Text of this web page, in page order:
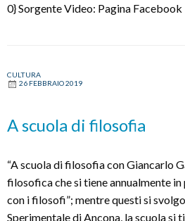
0} Sorgente Video: Pagina
CULTURA
26 FEBBRAIO 2019
A scuola di filosofia
“A scuola di filosofia con Giancarlo
filosofica che si tiene annualmente
con i filosofi”; mentre questi si
Sperimentale di Ancona, la scuola si